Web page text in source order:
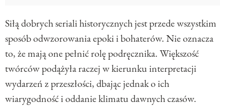
Siłą dobrych seriali historycznych jest przede wszystkim
sposób odwzorowania epoki i bohaterów. Nie oznacza
to, że mają one pełnić rolę podręcznika. Większość
twórców podążyła raczej w kierunku interpretacji
wydarzeń z przeszłości, dbając jednak o ich
wiarygodność i oddanie klimatu dawnych czasów.